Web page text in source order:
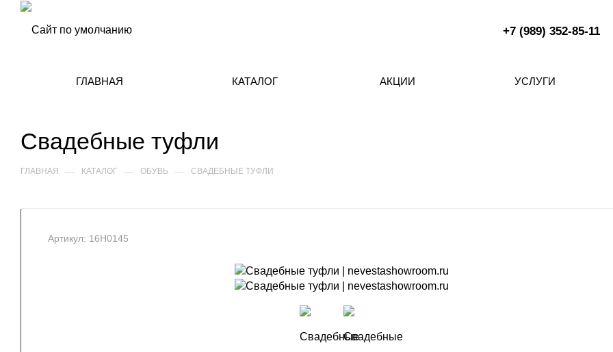
+7 (989) 352-85-11
ГЛАВНАЯ КАТАЛОГ АКЦИИ УСЛУГИ
Свадебные туфли
ГЛАВНАЯ — КАТАЛОГ — ОБУВЬ — СВАДЕБНЫЕ ТУФЛИ
Артикул: 16Н0145